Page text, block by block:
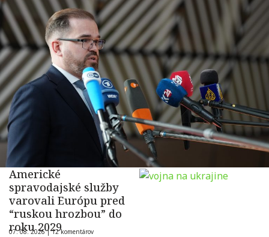
Americké
spravodajské služby
varovali Európu pred
“ruskou hrozbou” do
roku 2029
07. 08. 2026 |12 komentárov